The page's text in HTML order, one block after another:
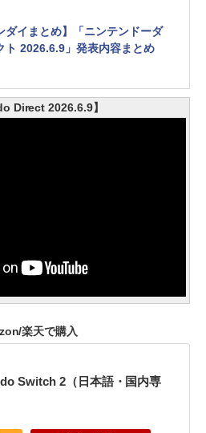
ダイまとめ】「ニンテンドーダ
ト 2026.6.9」発表内容まとめ
Direct 2026.6.9】
楽天で購入
Switch 2（日本語・国内専